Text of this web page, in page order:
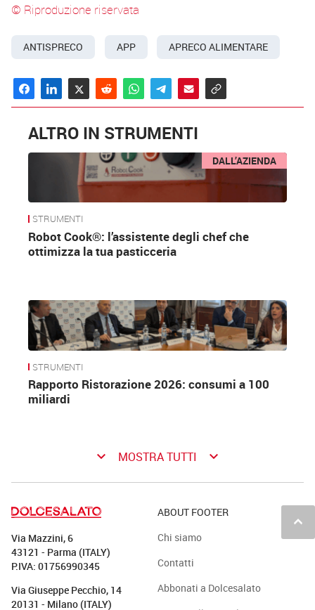
© Riproduzione riservata
ANTISPRECO APP APRECO ALIMENTARE
ALTRO IN STRUMENTI
DALL’AZIENDA
STRUMENTI
Robot Cook®: l’assistente degli chef che
ottimizza la tua pasticceria
STRUMENTI
Rapporto Ristorazione 2026: consumi a 100
miliardi
keyboard_arrow_down MOSTRA TUTTI keyboard_arrow_down
keyboard_arrow_up
Via Mazzini, 6
43121 - Parma (ITALY)
P.IVA: 01756990345
Via Giuseppe Pecchio, 14
20131 - Milano (ITALY)
ABOUT FOOTER
Chi siamo
Contatti
Abbonati a Dolcesalato